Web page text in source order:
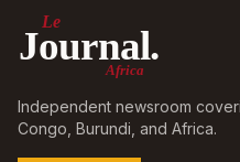
Le
Journal.
Africa
Independent newsroom
Congo, Burundi, and Africa.